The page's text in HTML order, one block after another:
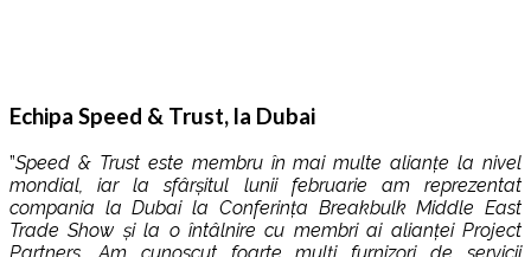
Echipa Speed & Trust, la Dubai
”Speed & Trust este membru în mai multe alianțe la nivel
mondial, iar la sfârșitul lunii februarie am reprezentat
compania la Dubai la Conferința Breakbulk Middle East
Trade Show și la o întâlnire cu membri ai alianței Project